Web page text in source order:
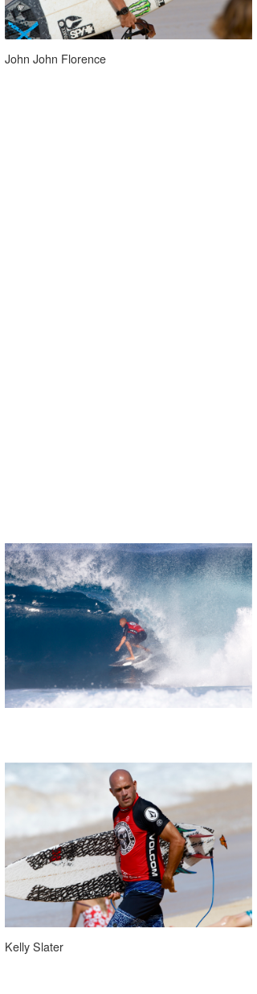
John John Florence
Kelly Slater